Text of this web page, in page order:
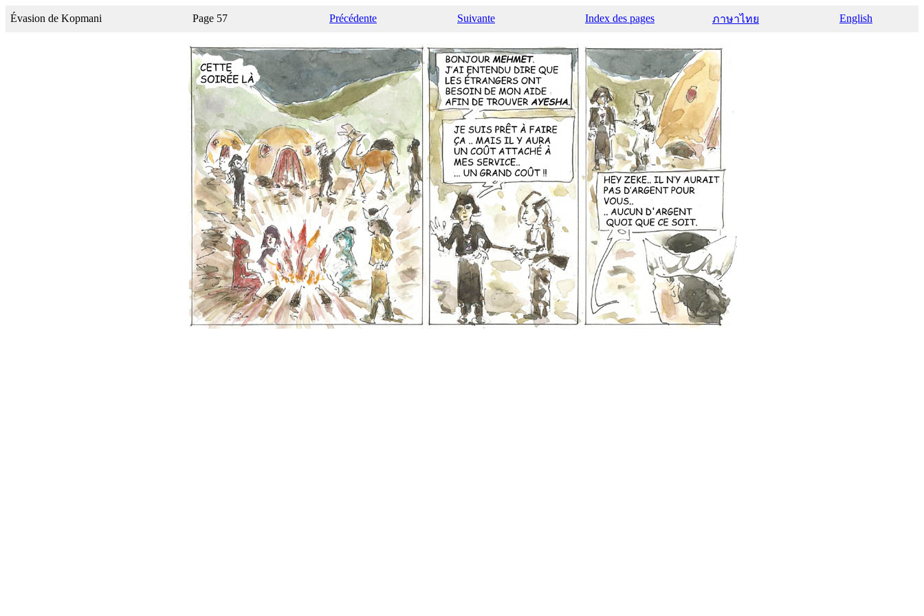
Évasion de Kopmani Page 57 Précédente Suivante Index des pages ภาษาไทย English